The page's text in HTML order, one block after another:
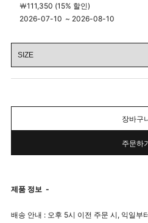
￦111,350 (15% 할인)
2026-07-10 ~ 2026-08-10
장바구
주문하
제품 정보 -
배송 안내 : 오후 5시 이전 주문 시, 익일부